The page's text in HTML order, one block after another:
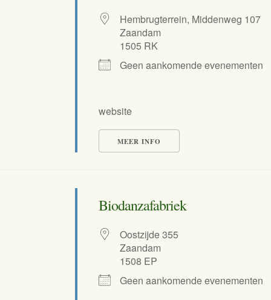
Hembrugterrein, Middenweg 107
Zaandam
1505 RK
Geen aankomende evenementen
website
MEER INFO
Biodanzafabriek
Oostzijde 355
Zaandam
1508 EP
Geen aankomende evenementen